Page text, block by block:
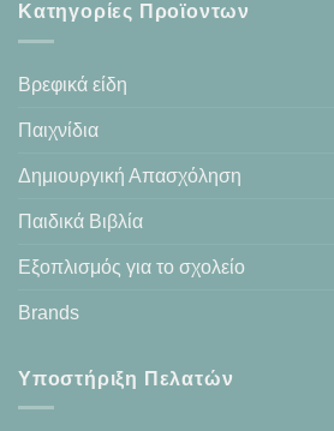
Κατηγορίες Προϊοντων
Βρεφικά είδη
Παιχνίδια
Δημιουργική Απασχόληση
Παιδικά Βιβλία
Εξοπλισμός για το σχολείο
Brands
Υποστήριξη Πελατών